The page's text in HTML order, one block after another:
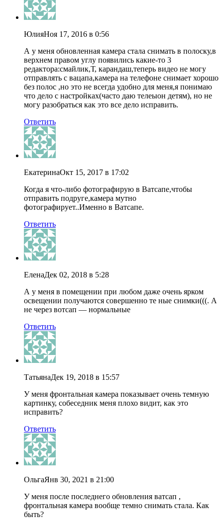
ЮлияНоя 17, 2016 в 0:56
А у меня обновленная камера стала снимать в полоску,в
верхнем правом углу появились какие-то 3
редактора:смайлик,Т, карандаш,теперь видео не могу
отправлять с вацапа,камера на телефоне снимает хорошо
без полос ,но это не всегда удобно для меня,я понимаю
что дело с настройках(часто даю телеыон детям), но не
могу разобраться как это все дело исправить.
Ответить
ЕкатеринаОкт 15, 2017 в 17:02
Когда я что-либо фотографирую в Ватсапе,чтобы
отправить подруге,камера мутно
фотографирует..Именно в Ватсапе.
Ответить
ЕленаДек 02, 2018 в 5:28
А у меня в помещении при любом даже очень ярком
освещении получаются совершенно те ные снимки(((. А
не через вотсап — нормальные
Ответить
ТатьянаДек 19, 2018 в 15:57
У меня фронтальная камера показывает очень темную
картинку, собеседник меня плохо видит, как это
исправить?
Ответить
ОльгаЯнв 30, 2021 в 21:00
У меня после последнего обновления ватсап ,
фронтальная камера вообще темно снимать стала. Как
быть?